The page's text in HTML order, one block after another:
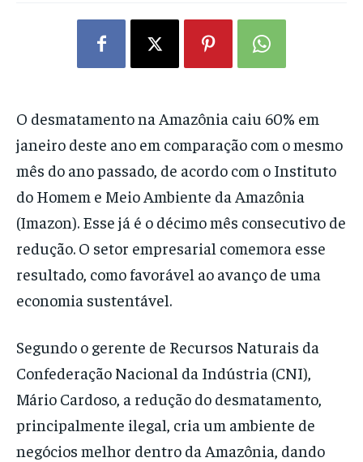
O desmatamento na Amazônia caiu 60% em
janeiro deste ano em comparação com o mesmo
mês do ano passado, de acordo com o Instituto
do Homem e Meio Ambiente da Amazônia
(Imazon). Esse já é o décimo mês consecutivo de
redução. O setor empresarial comemora esse
resultado, como favorável ao avanço de uma
economia sustentável.
Segundo o gerente de Recursos Naturais da
Confederação Nacional da Indústria (CNI),
Mário Cardoso, a redução do desmatamento,
principalmente ilegal, cria um ambiente de
negócios melhor dentro da Amazônia, dando